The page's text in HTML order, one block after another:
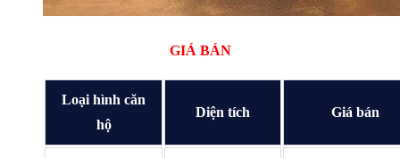
GIÁ BÁN
Loại hình căn
hộ
Diện tích Giá bán